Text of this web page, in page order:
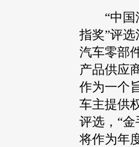
“中国
指奖”评
汽车零部
产品供应
作为一个
车主提供
评选，“
将作为年